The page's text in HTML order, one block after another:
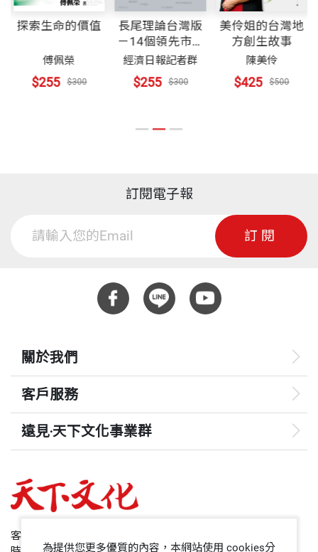
這本書的名稱《線索》，在這個故事中有雙重的意
義。它一方面代表我所研究的細菌染色體的形狀，另
一方面象徵在這過程中，不時浮現在我們眼前，引導
天漫長的工作，走出約翰因聶斯研究中心（ＪＩ
Ｃ），點燃菸斗，腳下踩著草徑，頭頂上英國天空已
升起月亮，伴隨著一片閃爍的星光，前頭不遠之處
徊在科學思考的邊緣。或許因為菸斗加上大不列顛風
情的關係，我突然想到福爾摩斯。
實在很像福爾摩斯常碰到的情況，我手邊也有一個嫌
疑犯，很多周邊的跡象全都指向他。我和我的同僚必
將他繩之以法。
必須自己將案子辦到水落石出，嫌疑犯本人絕對是不
撞球桿子、數台大大小小的電腦、以及一堆難得一用
的畫具（這輩子中賣過一幅畫）。最難解的煩惱是找
不到夠大的帽子。最崇拜的偶像是兔寶寶。
開本 14.8x21cm
探索生命的價值
傅佩榮
$255 $300
長尾理論台灣版
－14個領先市場
的長尾故事
經濟日報記者群
$255 $300
美伶姐的台灣地
方創生故事
陳美伶
$425 $500
訂閱電子報
訂閱
關於我們
客戶服務
遠見‧天下文化事業群
哈佛商業評論
客服專線：+886 2 2662-0012
為提供您更多優質的內容，本網站使用 cookies分